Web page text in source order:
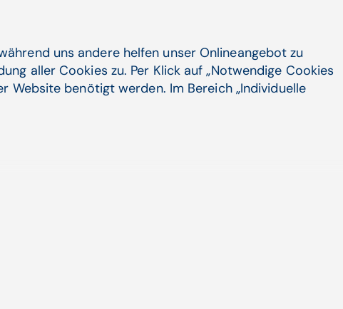
Unsere Mitarbeiter müssen die
haben. Gerade an der Uni-
noch keinen Raum und keine
uns andere helfen unser Onlineangebot zu
aller Cookies zu. Per Klick auf „Notwendige Cookies
Website benötigt werden. Im Bereich „Individuelle